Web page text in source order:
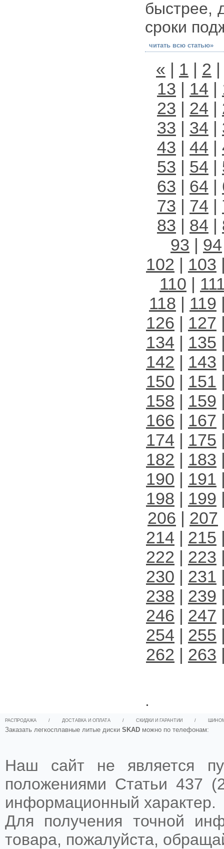
быстрее,
сроки
читать всю статью»
« | 1 | 2
13 | 14 |
23 | 24 |
33 | 34 |
43 | 44 |
53 | 54 |
63 | 64 |
73 | 74 |
83 | 84 |
93 | 94
102 | 103
110 |
118 | 119
126 | 127
134 | 135
142 | 143
150 | 151
158 | 159
166 | 167
174 | 175
182 | 183
190 | 191
198 | 199
206 | 207
214 | 215
222 | 223
230 | 231
238 | 239
246 | 247
254 | 255
262 | 263
.
РАСПРОДАЖА / ДОСТАВКА И ОПЛАТА / СКИДКИ И ГАРАНТИИ /
Заказать легкосплавные литые диски SKAD можно по телефонам:
Наш сайт не является
положениями Статьи 437
информационный характер.
Для получения точной
товара, пожалуйста,